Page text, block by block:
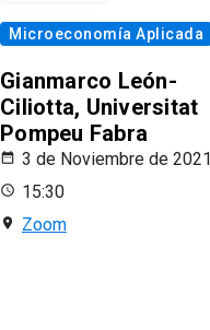
Microeconomía Aplicada
Gianmarco León-
Ciliotta, Universitat
Pompeu Fabra
3 de Noviembre de 2021
15:30
Zoom